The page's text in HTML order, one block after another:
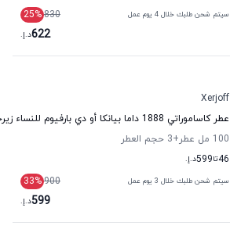
سيتم شحن طلبك خلال 4 يوم عمل 830
25%
622د.إ.
Xerjoff
عطر كاساموراتي 1888 داما بيانكا أو دي بارفيوم للنساء زيرجوف
100 مل عطر
+3
حجم العطر
46تا599د.إ.
سيتم شحن طلبك خلال 3 يوم عمل 900
33%
599د.إ.